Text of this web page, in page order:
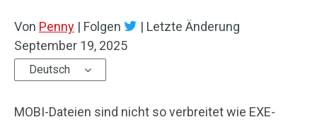
Von Penny | Folgen | Letzte Änderung
September 19, 2025
Deutsch
MOBI-Dateien sind nicht so verbreitet wie EXE-